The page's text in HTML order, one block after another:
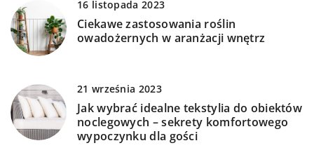
16 listopada 2023
Ciekawe zastosowania roślin
owadożernych w aranżacji wnętrz
21 września 2023
Jak wybrać idealne tekstylia do obiektów
noclegowych – sekrety komfortowego
wypoczynku dla gości